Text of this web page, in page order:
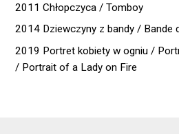
2011 Chłopczyca / Tomboy
2014 Dziewczyny z bandy / Bande
2019 Portret kobiety w ogniu /
/ Portrait of a Lady on Fire